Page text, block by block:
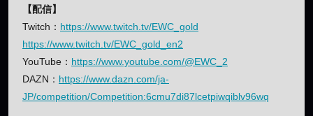
【配信】
Twitch： https://www.twitch.tv/EWC_gold
https://www.twitch.tv/EWC_gold_en2
YouTube： https://www.youtube.com/@EWC_2
DAZN： https://www.dazn.com/ja-
JP/competition/Competition:6cmu7di87lcetpiwqiblv96wq